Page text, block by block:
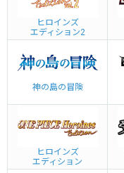
ヒロインズ
エディション2
神の島の冒険
ヒロインズ
エディション